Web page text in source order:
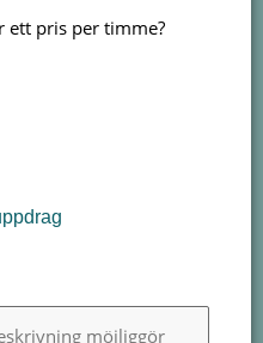
ett pris per timme?